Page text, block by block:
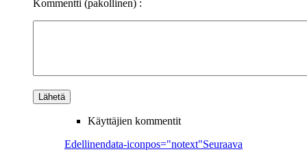
Kommentti (pakollinen) :
Käyttäjien kommentit
Edellinendata-iconpos="notext"Seuraava